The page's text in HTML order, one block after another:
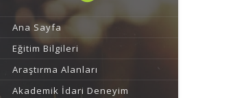
Ana Sayfa
Eğitim Bilgileri
Araştırma Alanları
Akademik İdari Deneyim